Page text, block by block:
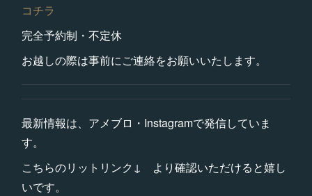
コチラ
完全予約制・不定休
お越しの際は事前にご連絡をお願いいたします。
最新情報は、アメブロ・Instagramで発信していま
す。
こちらのリットリンク↓ より確認いただけると嬉し
いです。